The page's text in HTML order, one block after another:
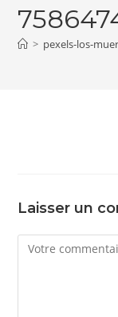
> pexels-los-
Laisser un
Comment